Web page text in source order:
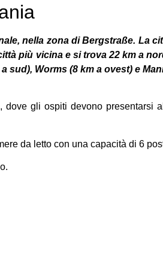
nella zona di Bergstraße. La
più vicina e si trova 22 km a
Worms (8 km a ovest) e
gli ospiti devono presentarsi
da letto con una capacità di 6